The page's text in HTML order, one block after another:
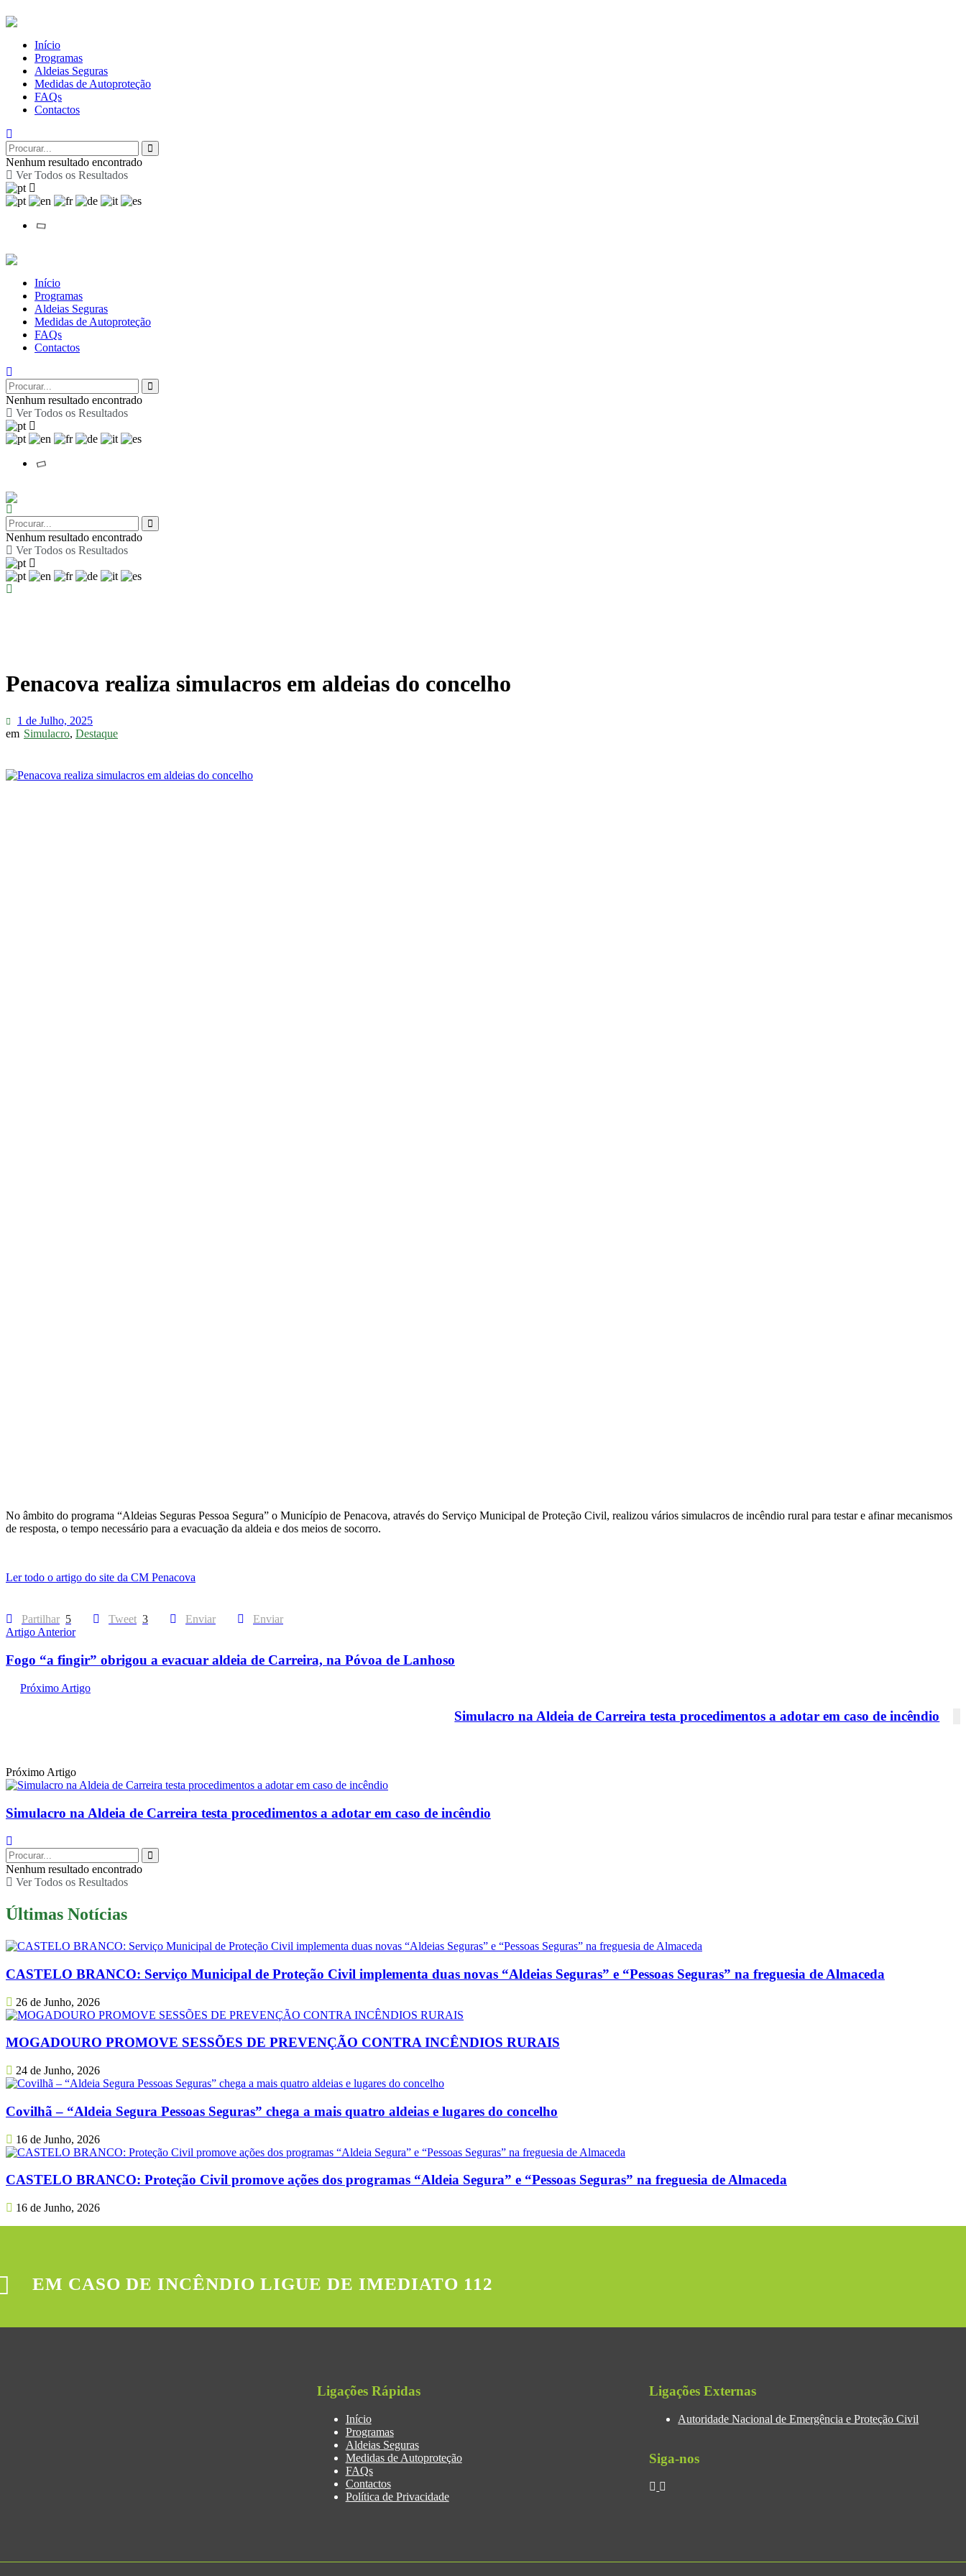
Início
Programas
Aldeias Seguras
Medidas de Autoproteção
FAQs
Contactos
Nenhum resultado encontrado
Ver Todos os Resultados
Início
Programas
Aldeias Seguras
Medidas de Autoproteção
FAQs
Contactos
Nenhum resultado encontrado
Ver Todos os Resultados
Nenhum resultado encontrado
Ver Todos os Resultados
Penacova realiza simulacros em aldeias do concelho
1 de Julho, 2025
em Simulacro, Destaque
No âmbito do programa “Aldeias Seguras Pessoa Segura” o Município de Penacova, através do Serviço Municipal de Proteção Civil, realizou vários simulacros de incêndio rural para testar e afinar mecanismos
de resposta, o tempo necessário para a evacuação da aldeia e dos meios de socorro.
Ler todo o artigo do site da CM Penacova
Partilhar 5 Tweet 3 Enviar
Enviar
Artigo Anterior
Fogo “a fingir” obrigou a evacuar aldeia de Carreira, na Póvoa de Lanhoso
Próximo Artigo
Simulacro na Aldeia de Carreira testa procedimentos a adotar em caso de incêndio
Próximo Artigo
Simulacro na Aldeia de Carreira testa procedimentos a adotar em caso de incêndio
Nenhum resultado encontrado
Ver Todos os Resultados
Últimas Notícias
CASTELO BRANCO: Serviço Municipal de Proteção Civil implementa duas novas “Aldeias Seguras” e “Pessoas Seguras” na freguesia de Almaceda
26 de Junho, 2026
MOGADOURO PROMOVE SESSÕES DE PREVENÇÃO CONTRA INCÊNDIOS RURAIS
24 de Junho, 2026
Covilhã – “Aldeia Segura Pessoas Seguras” chega a mais quatro aldeias e lugares do concelho
16 de Junho, 2026
CASTELO BRANCO: Proteção Civil promove ações dos programas “Aldeia Segura” e “Pessoas Seguras” na freguesia de Almaceda
16 de Junho, 2026
EM CASO DE INCÊNDIO LIGUE DE IMEDIATO 112
Ligações Rápidas
Início
Programas
Aldeias Seguras
Medidas de Autoproteção
FAQs
Contactos
Política de Privacidade
Ligações Externas
Autoridade Nacional de Emergência e Proteção Civil
Siga-nos